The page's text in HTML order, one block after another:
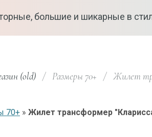
большие и шикарные в
(old) /
  Размеры 70+
/
Жилет
70+ » Жилет трансформер